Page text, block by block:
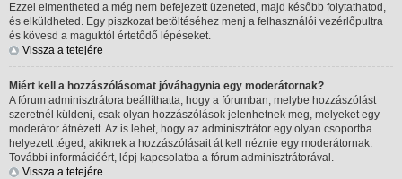
Ezzel elmentheted a még nem befejezett üzeneted, majd később folytathatod,
és elküldheted. Egy piszkozat betöltéséhez menj a felhasználói vezérlőpultra
és kövesd a maguktól értetődő lépéseket.
Vissza a tetejére
Miért kell a hozzászólásomat jóváhagynia egy moderátornak?
A fórum adminisztrátora beállíthatta, hogy a fórumban, melybe hozzászólást
szeretnél küldeni, csak olyan hozzászólások jelenhetnek meg, melyeket egy
moderátor átnézett. Az is lehet, hogy az adminisztrátor egy olyan csoportba
helyezett téged, akiknek a hozzászólásait át kell néznie egy moderátornak.
További információért, lépj kapcsolatba a fórum adminisztrátorával.
Vissza a tetejére